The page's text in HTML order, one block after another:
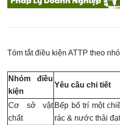
Tóm tắt điều kiện ATTP theo
Nhóm điều
kiện
Yêu cầu chi tiết
Cơ sở vật
chất
Bếp bố trí một
rác & nước thải